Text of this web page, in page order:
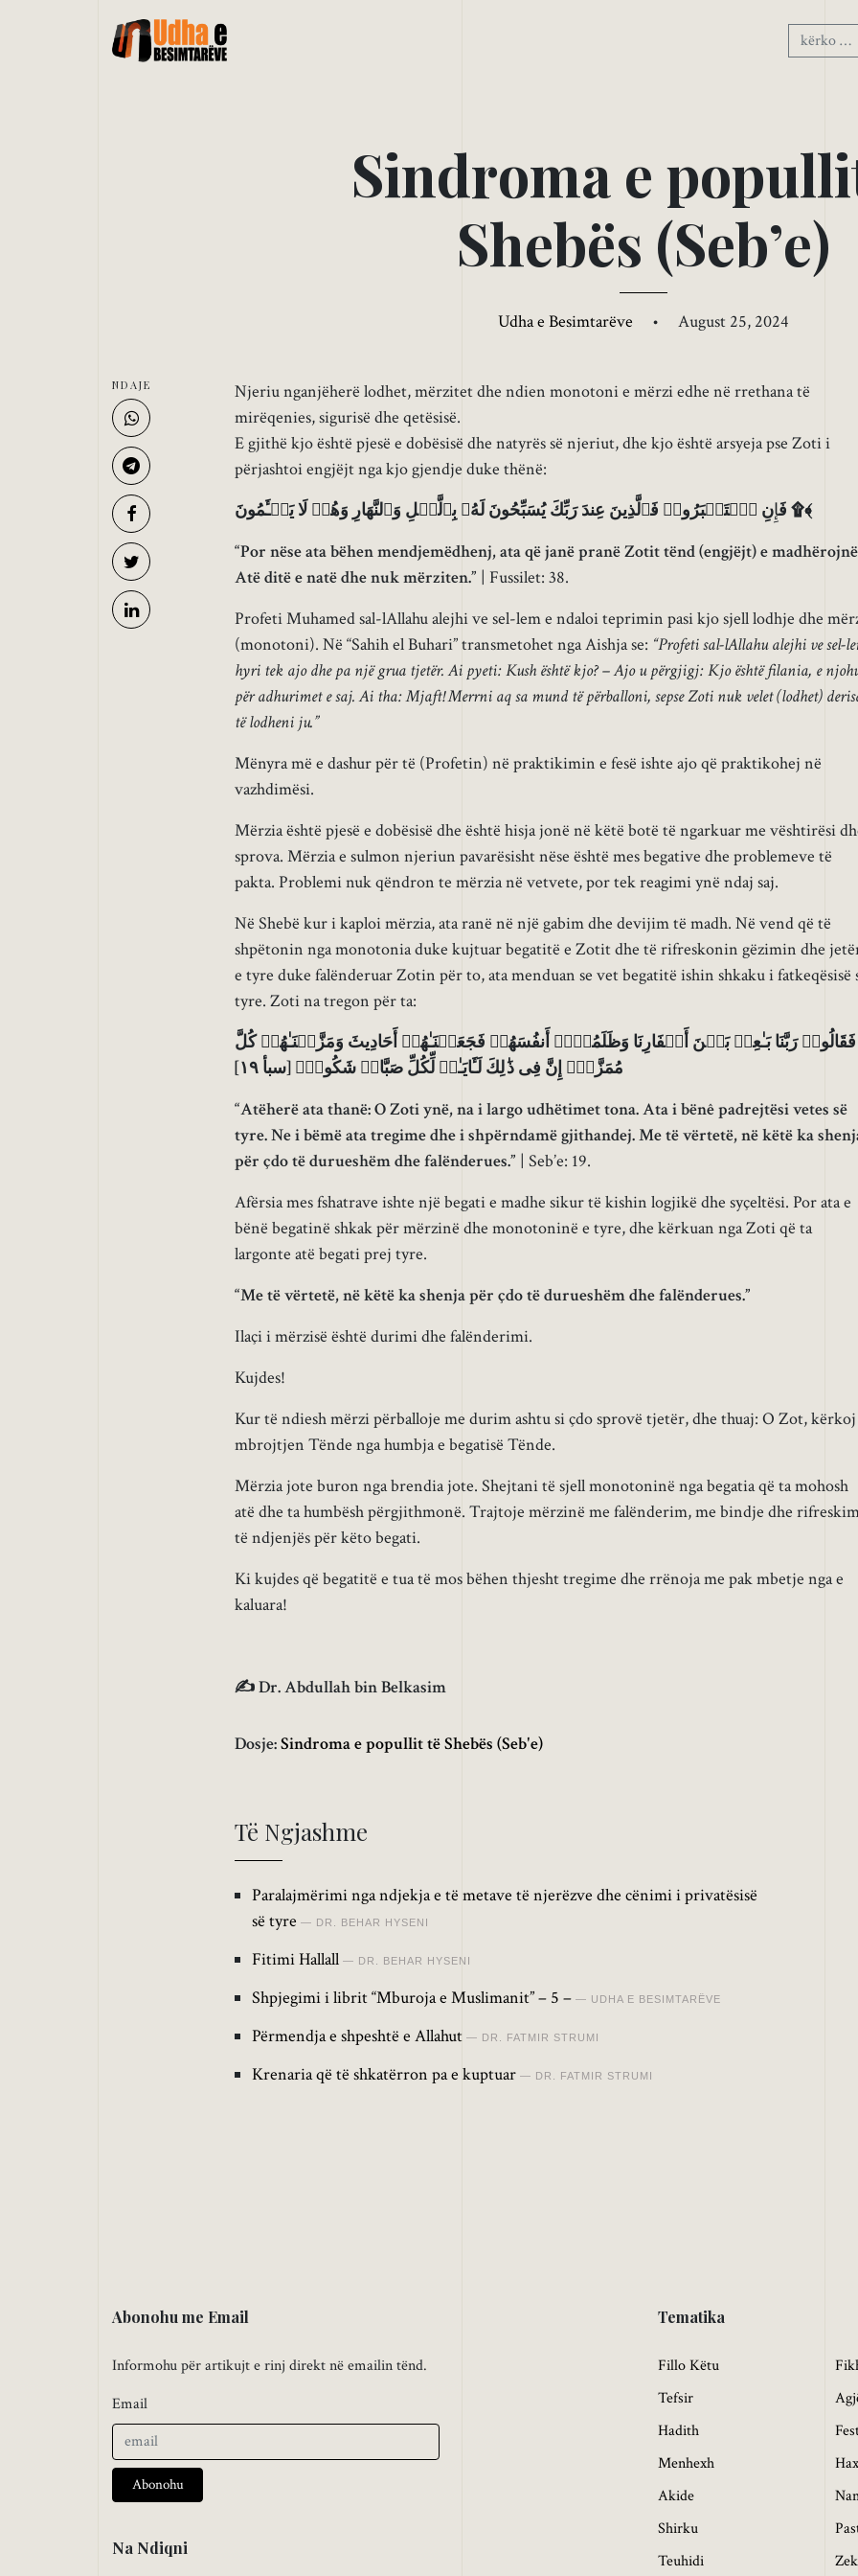
Sindroma e populli
Shebës (Seb’e)
Udha e Besimtarëve • August 25, 2024
Njeriu nganjëherë lodhet, mërzitet dhe ndien monotoni e mërzi edhe në rrethana të
mirëqenies, sigurisë dhe qetësisë.
E gjithë kjo është pjesë e dobësisë dhe natyrës së njeriut, dhe kjo është arsyeja pse Zoti i
përjashtoi engjëjt nga kjo gjendje duke thënë:
فَإِ نِ ٱسۡتَكۡبَرُوا۟ فَٱلَّذِینَ عِندَ رَبِّكَ یُسَبِّحُونَ لَهُۥ بِٱلَّیۡلِ وَٱلنَّهَارِ وَهُمۡ لَا یَسۡـَٔمُونَ ۩﴾
“Por nëse ata bëhen mendjemëdhenj, ata që janë pranë Zotit tënd (engjëjt) e madhërojnë
Atë ditë e natë dhe nuk mërziten.” | Fussilet: 38.
Profeti Muhamed sal-lAllahu alejhi ve sel-lem e ndaloi teprimin pasi kjo sjell lodhje dhe
(monotoni). Në “Sahih el Buhari” transmetohet nga Aishja se: “Profeti sal-lAllahu alejhi ve sel-
hyri tek ajo dhe pa një grua tjetër. Ai pyeti: Kush është kjo? – Ajo u përgjigj: Kjo është filania, e
për adhurimet e saj. Ai tha: Mjaft! Merrni aq sa mund të përballoni, sepse Zoti nuk velet (lodhet)
të lodheni ju.”
Mënyra më e dashur për të (Profetin) në praktikimin e fesë ishte ajo që praktikohej në
vazhdimësi.
Mërzia është pjesë e dobësisë dhe është hisja jonë në këtë botë të ngarkuar me vështirësi
sprova. Mërzia e sulmon njeriun pavarësisht nëse është mes begative dhe problemeve të
pakta. Problemi nuk qëndron te mërzia në vetvete, por tek reagimi ynë ndaj saj.
Në Shebë kur i kaploi mërzia, ata ranë në një gabim dhe devijim të madh. Në vend që të
shpëtonin nga monotonia duke kujtuar begatitë e Zotit dhe të rifreskonin gëzimin dhe
e tyre duke falënderuar Zotin për to, ata menduan se vet begatitë ishin shkaku i fatkeqësisë
tyre. Zoti na tregon për ta:
فَقَالُوا۟ رَبَّنَا بَـٰعِدۡ بَیۡنَ أَسۡفَارِنَا وَظَلَمُوۤا۟ أَنفُسَهُمۡ فَجَعَلۡنَـٰهُمۡ أَحَادِیثَ وَمَزَّقۡنَـٰهُمۡ كُلَّ
مُمَزَّقٍۚ إِنَّ فِی ذَ ٰ⁠لِكَ لَـَٔایَـٰتࣲ لِّكُلِّ صَبَّارࣲ شَكُورࣲ﴾ [سبأ ١٩]
“Atëherë ata thanë: O Zoti ynë, na i largo udhëtimet tona. Ata i bënê padrejtësi vetes së
tyre. Ne i bëmë ata tregime dhe i shpërndamë gjithandej. Me të vërtetë, në këtë ka
për çdo të durueshëm dhe falënderues.” | Seb’e: 19.
Afërsia mes fshatrave ishte një begati e madhe sikur të kishin logjikë dhe syçeltësi. Por ata e
bënë begatinë shkak për mërzinë dhe monotoninë e tyre, dhe kërkuan nga Zoti që ta
largonte atë begati prej tyre.
“Me të vërtetë, në këtë ka shenja për çdo të durueshëm dhe falënderues.”
Ilaçi i mërzisë është durimi dhe falënderimi.
Kujdes!
Kur të ndiesh mërzi përballoje me durim ashtu si çdo sprovë tjetër, dhe thuaj: O Zot, kërkoj
mbrojtjen Tënde nga humbja e begatisë Tënde.
Mërzia jote buron nga brendia jote. Shejtani të sjell monotoninë nga begatia që ta mohosh
atë dhe ta humbësh përgjithmonë. Trajtoje mërzinë me falënderim, me bindje dhe
të ndjenjës për këto begati.
Ki kujdes që begatitë e tua të mos bëhen thjesht tregime dhe rrënoja me pak mbetje nga e
kaluara!
✍ Dr. Abdullah bin Belkasim
Dosje:Sindroma e popullit të Shebës (Seb'e)
Të Ngjashme
Paralajmërimi nga ndjekja e të metave të njerëzve dhe cënimi i privatësisë
së tyre
DR. BEHAR HYSENI
Fitimi Hallall DR. BEHAR HYSENI
Shpjegimi i librit “Mburoja e Muslimanit” – 5 – UDHA E BESIMTARËVE
Përmendja e shpeshtë e Allahut DR. FATMIR STRUMI
Krenaria që të shkatërron pa e kuptuar DR. FATMIR STRUMI
NDAJE
Abonohu me Email
Informohu për artikujt e rinj direkt në emailin tënd.
Email
Abonohu
Na Ndiqni
Tematika
Fillo Këtu
Tefsir
Hadith
Menhexh
Akide
Shirku
Teuhidi